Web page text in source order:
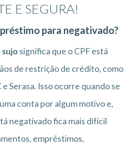
E SEGURA!
para negativado?
sujo significa que o CPF está
de restrição de crédito, como
e Serasa. Isso ocorre quando se
conta por algum motivo e,
negativado fica mais difícil
empréstimos,